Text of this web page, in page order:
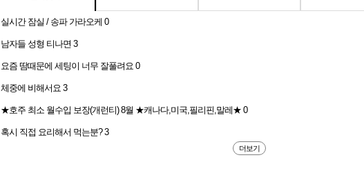
실시간 잠실 / 송파 가라오케 0
남자들 성형 티나면 3
요즘 땀때문에 세팅이 너무 잘풀려요 0
체중에 비해서요 3
★호주 최소 월수입 보장(개런티) 8월 ★캐나다,미국,필리핀,말레★ 0
혹시 직접 요리해서 먹는분?3
더보기